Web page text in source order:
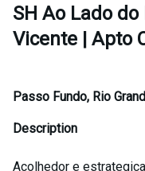
SH Ao Lado
Vicente | Apto
Passo Fundo, Rio
Description
Acolhedor e